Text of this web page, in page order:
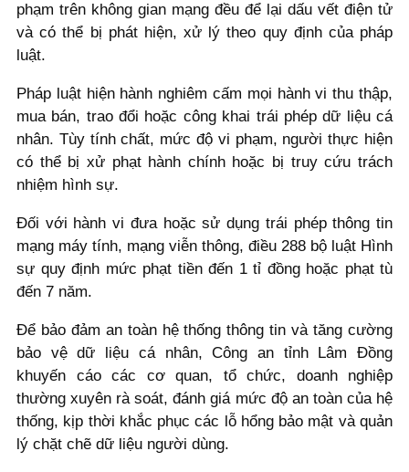
phạm trên không gian mạng đều để lại dấu vết điện tử
và có thể bị phát hiện, xử lý theo quy định của pháp
luật.
Pháp luật hiện hành nghiêm cấm mọi hành vi thu thập,
mua bán, trao đổi hoặc công khai trái phép dữ liệu cá
nhân. Tùy tính chất, mức độ vi phạm, người thực hiện
có thể bị xử phạt hành chính hoặc bị truy cứu trách
nhiệm hình sự.
Đối với hành vi đưa hoặc sử dụng trái phép thông tin
mạng máy tính, mạng viễn thông, điều 288 bộ luật Hình
sự quy định mức phạt tiền đến 1 tỉ đồng hoặc phạt tù
đến 7 năm.
Để bảo đảm an toàn hệ thống thông tin và tăng cường
bảo vệ dữ liệu cá nhân, Công an tỉnh Lâm Đồng
khuyến cáo các cơ quan, tổ chức, doanh nghiệp
thường xuyên rà soát, đánh giá mức độ an toàn của hệ
thống, kịp thời khắc phục các lỗ hổng bảo mật và quản
lý chặt chẽ dữ liệu người dùng.